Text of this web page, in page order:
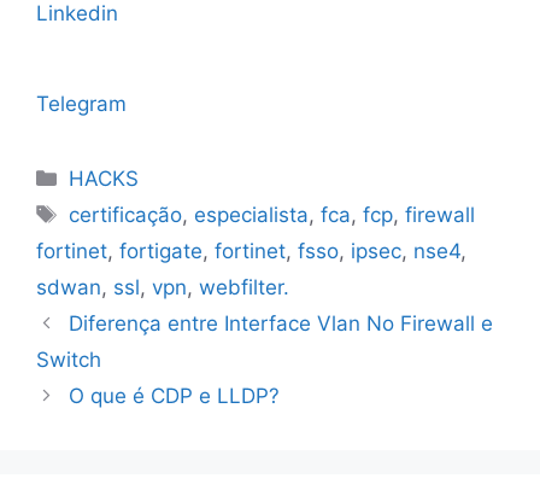
Linkedin
Telegram
Categorias
HACKS
Tags
certificação, especialista,fca,fcp,firewall
fortinet, fortigate, fortinet, fsso, ipsec, nse4,
sdwan, ssl, vpn, webfilter.
Diferença entre Interface Vlan No Firewall e
Switch
O que é CDP e LLDP?